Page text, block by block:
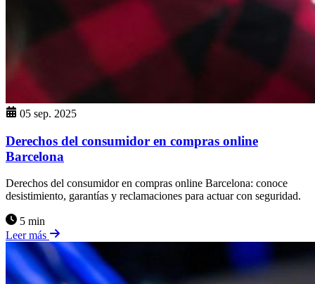
05 sep. 2025
Derechos del consumidor en compras online
Barcelona
Derechos del consumidor en compras online Barcelona: conoce
desistimiento, garantías y reclamaciones para actuar con seguridad.
5 min
Leer más